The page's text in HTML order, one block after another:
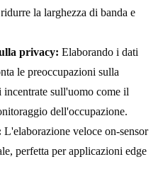
la larghezza di banda e
privacy: Elaborando i dati
le preoccupazioni sulla
sull'uomo come il
dell'occupazione.
L'elaborazione veloce on-sensor
perfetta per applicazioni edge